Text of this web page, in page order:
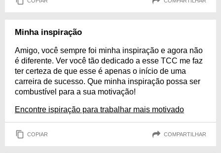
Minha inspiração
Amigo, você sempre foi minha inspiração e agora não
é diferente. Ver você tão dedicado a esse TCC me faz
ter certeza de que esse é apenas o início de uma
carreira de sucesso. Que minha inspiração possa ser
combustível para a sua motivação!
Encontre ispiração para trabalhar mais motivado
COPIAR COMPARTILHAR